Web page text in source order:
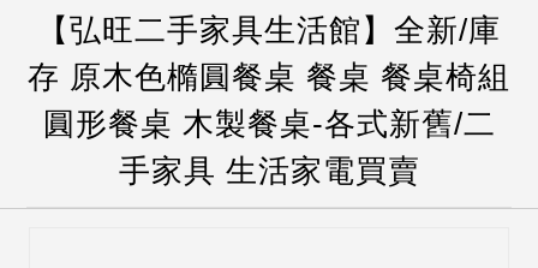
【弘旺二手家具生活館】全新/庫
存 原木色橢圓餐桌 餐桌 餐桌椅組
圓形餐桌 木製餐桌-各式新舊/二
手家具 生活家電買賣